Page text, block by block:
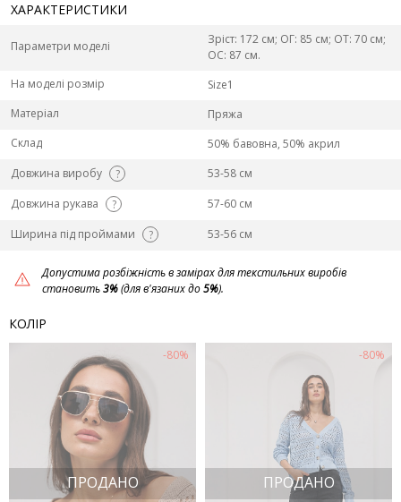
ХАРАКТЕРИСТИКИ
Параметри моделі
Зріст: 172 см; ОГ: 85 см; ОТ: 70 см;
ОС: 87 см.
На моделі розмір
Size1
Матеріал
Пряжа
Склад
50% бавовна, 50% акрил
Довжина виробу
?
53-58 см
Довжина рукава
?
57-60 см
Ширина під проймами
? 53-56 см
Допустима розбіжність в замірах для текстильних виробів
становить3%(для в'язаних до5%).
КОЛІР
-80%
ПРОДАНО
-80%
ПРОДАНО